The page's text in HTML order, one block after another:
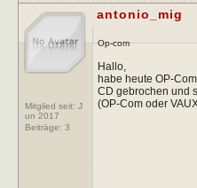
Mitglied seit: J
un 2017
Beiträge: 3
antonio_mig
Op-com
Hallo,
habe heute OP-
CD gebrochen und
(OP-Com oder